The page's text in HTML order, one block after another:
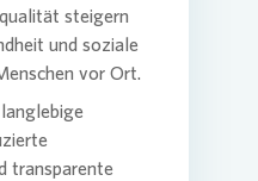
steigern
und soziale
vor Ort.
langlebige
transparente